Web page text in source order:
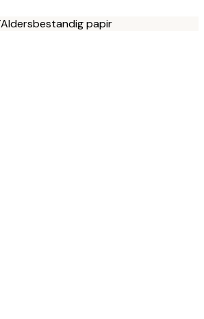
Aldersbestandig papir